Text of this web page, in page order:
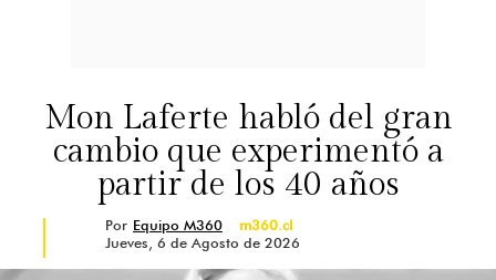
Mon Laferte habló del gran
cambio que experimentó a
partir de los 40 años
Por Equipo M360
m360.cl
Jueves, 6 de Agosto de 2026